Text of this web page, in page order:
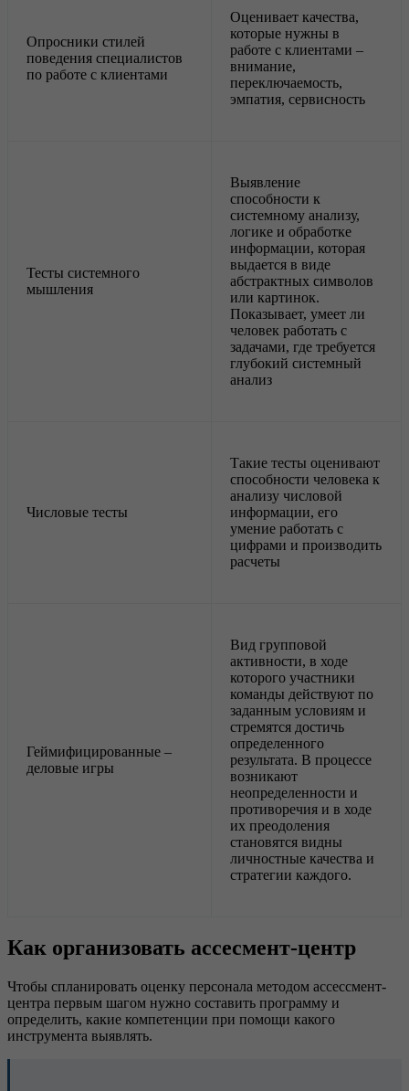
Опросники стилей
поведения специалистов
по работе с клиентами
Оценивает качества,
которые нужны в
работе с клиентами –
внимание,
переключаемость,
эмпатия, сервисность
Тесты системного
мышления
Выявление
способности к
системному анализу,
логике и обработке
информации, которая
выдается в виде
абстрактных символов
или картинок.
Показывает, умеет ли
человек работать с
задачами, где требуется
глубокий системный
анализ
Числовые тесты
Такие тесты оценивают
способности человека к
анализу числовой
информации, его
умение работать с
цифрами и производить
расчеты
Геймифицированные –
деловые игры
Вид групповой
активности, в ходе
которого участники
команды действуют по
заданным условиям и
стремятся достичь
определенного
результата. В процессе
возникают
неопределенности и
противоречия и в ходе
их преодоления
становятся видны
личностные качества и
стратегии каждого.
Как организовать ассесмент-центр
Чтобы спланировать оценку персонала методом ассессмент-
центра первым шагом нужно составить программу и
определить, какие компетенции при помощи какого
инструмента выявлять.